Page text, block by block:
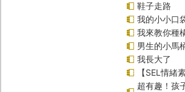
鞋子走路
我的小小口
我來教你種
男生的小馬
我長大了
【SEL情
超有趣！孩